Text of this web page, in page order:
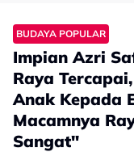
BUDAYA POPULAR
Impian Azri
Raya
Anak Kepada
Macamnya
Sangat"